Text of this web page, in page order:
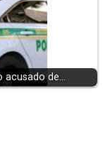
acusado de…